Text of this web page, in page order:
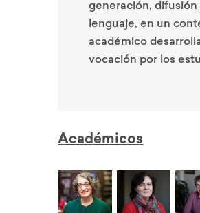
generación, difusión
lenguaje, en un
académico
vocación por los
Académicos